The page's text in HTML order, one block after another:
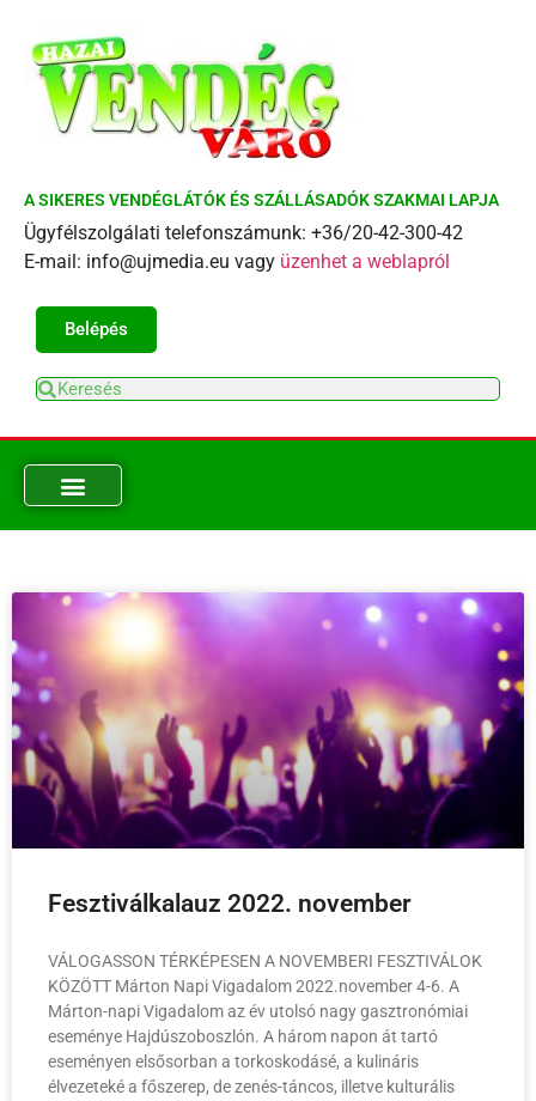
A SIKERES VENDÉGLÁTÓK ÉS SZÁLLÁSADÓK SZAKMAI LAPJA
Ügyfélszolgálati telefonszámunk: +36/20-42-300-42
E-mail: info@ujmedia.eu vagy üzenhet a weblapról
Belépés
Fesztiválkalauz 2022. november
VÁLOGASSON TÉRKÉPESEN A NOVEMBERI FESZTIVÁLOK
KÖZÖTT Márton Napi Vigadalom 2022.november 4-6. A
Márton-napi Vigadalom az év utolsó nagy gasztronómiai
eseménye Hajdúszoboszlón. A három napon át tartó
eseményen elsősorban a torkoskodásé, a kulináris
élvezeteké a főszerep, de zenés-táncos, illetve kulturális